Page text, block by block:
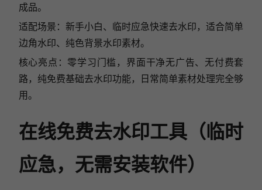
成品。
适配场景：新手小白、临时应急快速去水印，适合简单
边角水印、纯色背景水印素材。
核心亮点：零学习门槛，界面干净无广告、无付费套
路，纯免费基础去水印功能，日常简单素材处理完全够
用。
在线免费去水印工具（临时
应急，无需安装软件）